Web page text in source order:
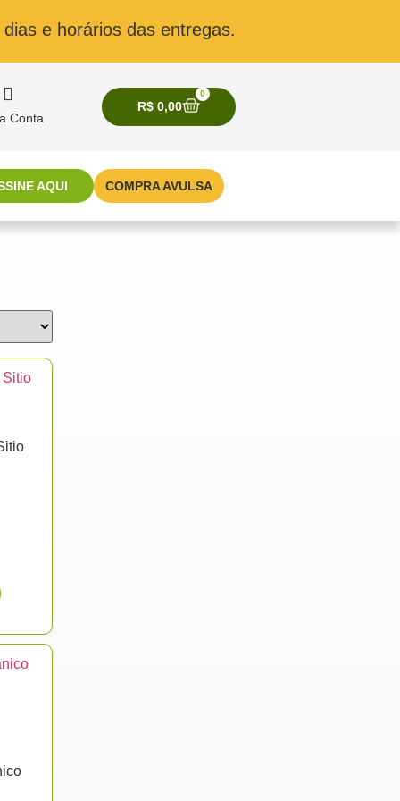
e horários das entregas.
Conta
R$0,00
0
AQUI COMPRA AVULSA